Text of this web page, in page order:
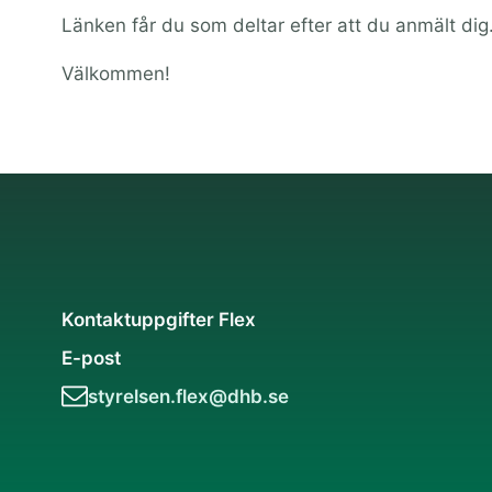
Länken får du som deltar efter att du anmält
Välkommen!
Kontaktuppgifter Flex
E-post
styrelsen.flex@dhb.se